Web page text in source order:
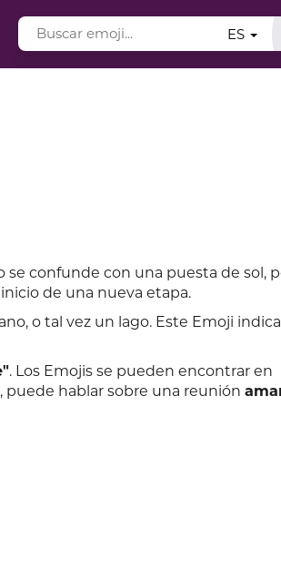
ES
confunde con una puesta de sol,
de una nueva etapa.
o tal vez un lago. Este Emoji indica
. Los Emojis se pueden encontrar en
puede hablar sobre una reunión